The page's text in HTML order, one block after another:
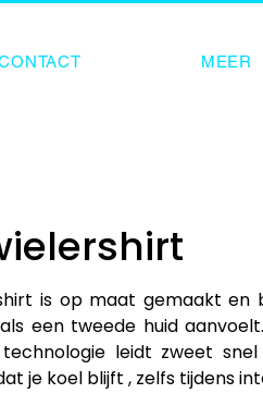
MEER
is op maat gemaakt en
een tweede huid
leidt zweet
je koel blijft , zelfs tijdens